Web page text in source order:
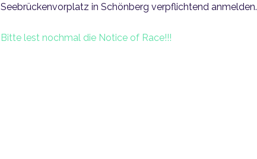
Seebrückenvorplatz in Schönberg verpflichtend anmelden.
Bitte lest nochmal die Notice of Race!!!